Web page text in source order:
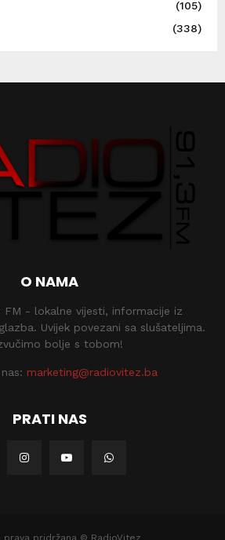
(105)
(338)
O NAMA
FM - lokalne vijesti, informacije iz
Uvijek povezani sa slušateljima.
bolje s tobom!
marketing@radiovitez.ba
PRATI NAS
prava pridržana © RadioVitez